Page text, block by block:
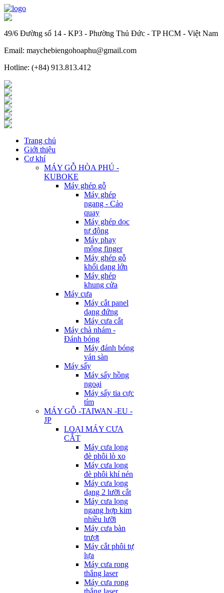
49/6 Đường số 14 - KP3 - Phường Thủ Đức - TP HCM - Việt Nam
Email: maychebiengohoaphu@gmail.com
Hotline: (+84) 913.813.412
Trang chủ
Giới thiệu
Cơ khí
MÁY GỖ HÒA PHÚ -
KUBOKE
Máy ghép gỗ
Máy ghép
ngang - Cảo
quay
Máy ghép dọc
tự động
Máy phay
mộng finger
Máy ghép gỗ
khối dạng lớn
Máy ghép
khung cửa
Máy cưa
Máy cắt panel
dạng đứng
Máy cưa cắt
Máy chà nhám -
Đánh bóng
Máy đánh bóng
ván sàn
Máy sấy
Máy sấy hồng
ngoại
Máy sấy tia cực
tím
MÁY GỖ -TAIWAN -EU -
JP
LOẠI MÁY CƯA
CẮT
Máy cưa lọng
đè phôi lò xo
Máy cưa lọng
đè phôi khí nén
Máy cưa lọng
dạng 2 lưỡi cắt
Máy cưa lọng
ngang hợp kim
nhiều lưỡi
Máy cưa bàn
trượt
Máy cắt phôi tự
lựa
Máy cưa rong
thẳng laser
Máy cưa rong
thẳng laser